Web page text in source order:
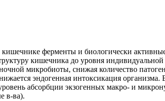
ферменты и биологически
кишечника до уровня
микробиоты, снижая количество
эндогенная интоксикация
абсорбции экзогенных макро- и
в-ва).